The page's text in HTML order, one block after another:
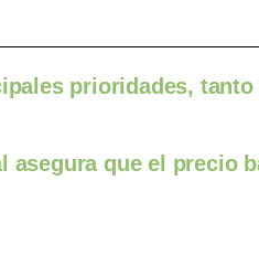
prioridades,
asegura que el precio